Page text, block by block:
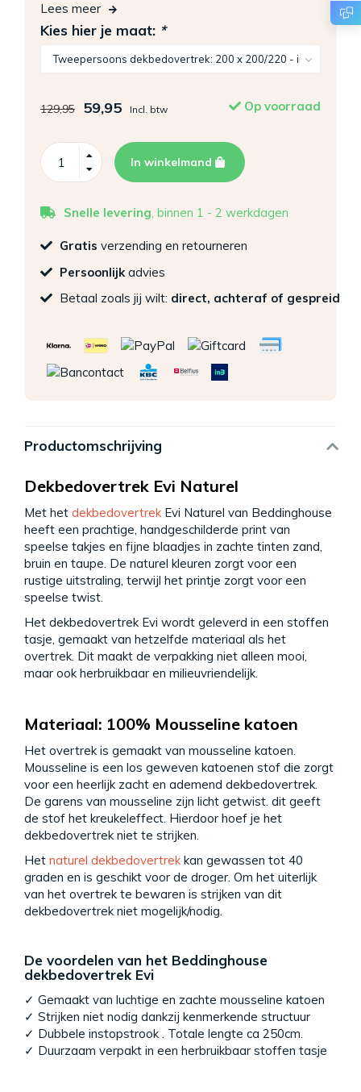
Lees meer
Kies hier je maat: *
129,95 59,95 Incl. btw Op voorraad
In winkelmand
Snelle levering, binnen 1 - 2 werkdagen
Gratis verzending en retourneren
Persoonlijk advies
Betaal zoals jij wilt: direct, achteraf of gespreid
Productomschrijving
Dekbedovertrek Evi Naturel
Met het dekbedovertrek Evi Naturel van Beddinghouse
heeft een prachtige, handgeschilderde print van
speelse takjes en fijne blaadjes in zachte tinten zand,
bruin en taupe. De naturel kleuren zorgt voor een
rustige uitstraling, terwijl het printje zorgt voor een
speelse twist.
Het dekbedovertrek Evi wordt geleverd in een stoffen
tasje, gemaakt van hetzelfde materiaal als het
overtrek. Dit maakt de verpakking niet alleen mooi,
maar ook herbruikbaar en milieuvriendelijk.
Materiaal: 100% Mousseline katoen
Het overtrek is gemaakt van mousseline katoen.
Mousseline is een los geweven katoenen stof die zorgt
voor een heerlijk zacht en ademend dekbedovertrek.
De garens van mousseline zijn licht getwist. dit geeft
de stof het kreukeleffect. Hierdoor hoef je het
dekbedovertrek niet te strijken.
Het naturel dekbedovertrekkan gewassen tot 40
graden en is geschikt voor de droger. Om het uiterlijk
van het overtrek te bewaren is strijken van dit
dekbedovertrek niet mogelijk/nodig.
De voordelen van het Beddinghouse
dekbedovertrek Evi
✓ Gemaakt van luchtige en zachte mousseline katoen
✓ Strijken niet nodig dankzij kenmerkende structuur
✓ Dubbele instopstrook . Totale lengte ca 250cm.
✓ Duurzaam verpakt in een herbruikbaar stoffen tasje